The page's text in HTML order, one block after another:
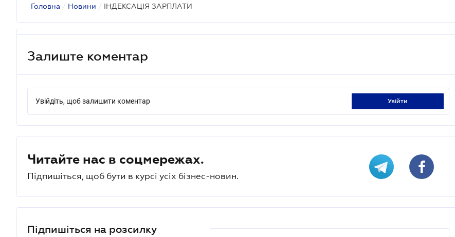
Головна / Новини / ІНДЕКСАЦІЯ ЗАРПЛАТИ
Залиште коментар
Увійдіть, щоб залишити коментар увійти
Читайте нас в соцмережах.
Підпишіться, щоб бути в курсі усіх бізнес-новин.
Підпишіться на розсилку